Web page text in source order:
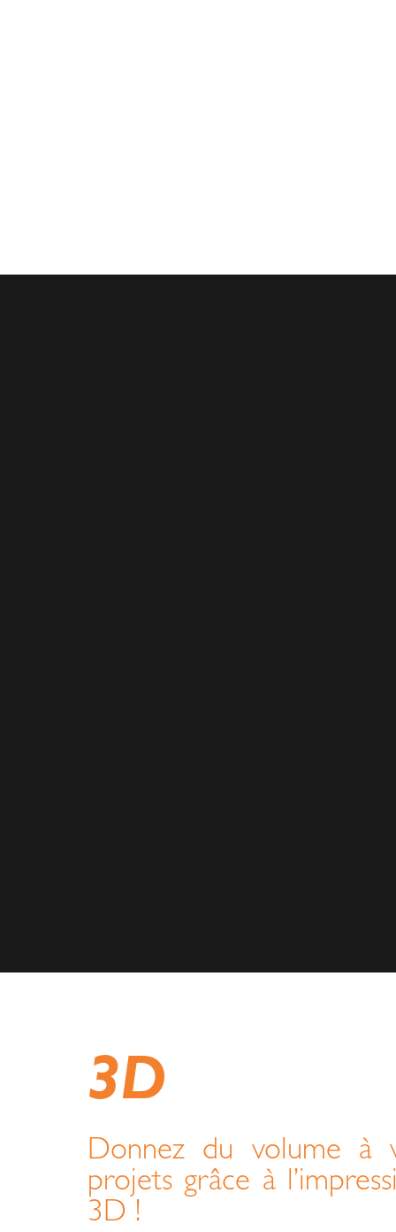
3D
Donnez du volume à
projets grâce à
3D !